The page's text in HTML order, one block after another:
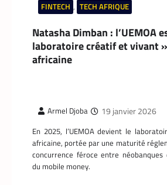
FINTECH , TECH AFRIQUE
Natasha Dimban : l’UEMOA
laboratoire créatif et vivant
africaine
Armel Djoba 19 janvier 2026
En 2025, l’UEMOA devient le
africaine, portée par une maturité
concurrence féroce entre
du mobile money.